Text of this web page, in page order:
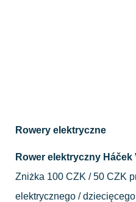
Rowery elektryczne
Rower elektryczny Háček
Zniżka 100 CZK / 50 CZK
elektrycznego /